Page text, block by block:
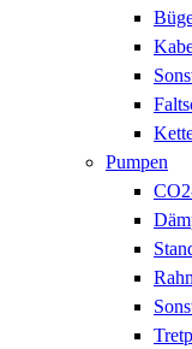
Pumpen